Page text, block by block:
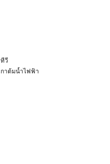
ทีวี
กาต้มน้ำไฟฟ้า